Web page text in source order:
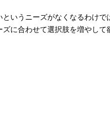
いうニーズがなくなるわけ
に合わせて選択肢を増やして